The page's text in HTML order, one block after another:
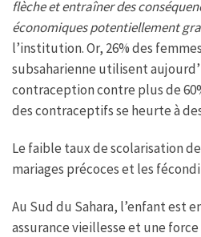
flèche et entraîner des
économiques potentiellement
l’institution. Or, 26% des
subsaharienne utilisent
contraception contre plus de
des contraceptifs se heurte à
Le faible taux de scolarisation
mariages précoces et les
Au Sud du Sahara, l’enfant est
assurance vieillesse et une